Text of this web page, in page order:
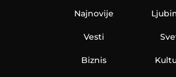
Najnovije
Vesti
Biznis